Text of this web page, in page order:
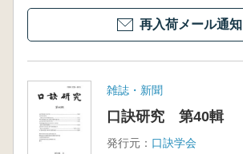
再入荷メール通知
雑誌・新聞
口訣研究 第40輯
発行元： 口訣学会